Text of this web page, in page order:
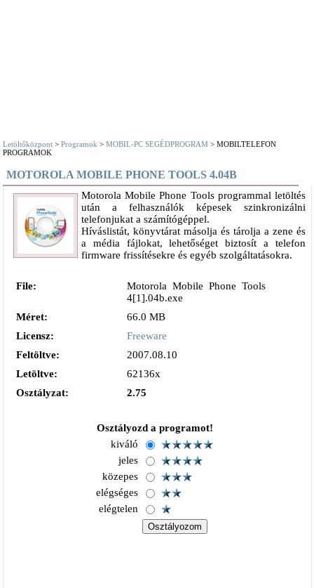
Letöltőközpont >Programok >MOBIL-PC SEGÉDPROGRAM > MOBILTELEFON
PROGRAMOK
MOTOROLA MOBILE PHONE TOOLS 4.04B
Motorola Mobile Phone Tools programmal letöltés
után a felhasználók képesek szinkronizálni
telefonjukat a számítógéppel.
Híváslistát, könyvtárat másolja és tárolja a zene és
a média fájlokat, lehetőséget biztosít a telefon
firmware frissítésekre és egyéb szolgáltatásokra.
File:
Motorola Mobile Phone Tools
4[1].04b.exe
Méret:
66.0 MB
Licensz:
Freeware
Feltöltve:
2007.08.10
Letöltve:
62136x
Osztályzat:
2.75
Osztályozd a programot!
kiváló
jeles
közepes
elégséges
elégtelen